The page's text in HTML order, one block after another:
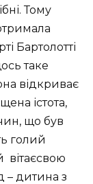
Тому
Бартолотті
таке
відкриває
істота,
що був
голий
– дитина з